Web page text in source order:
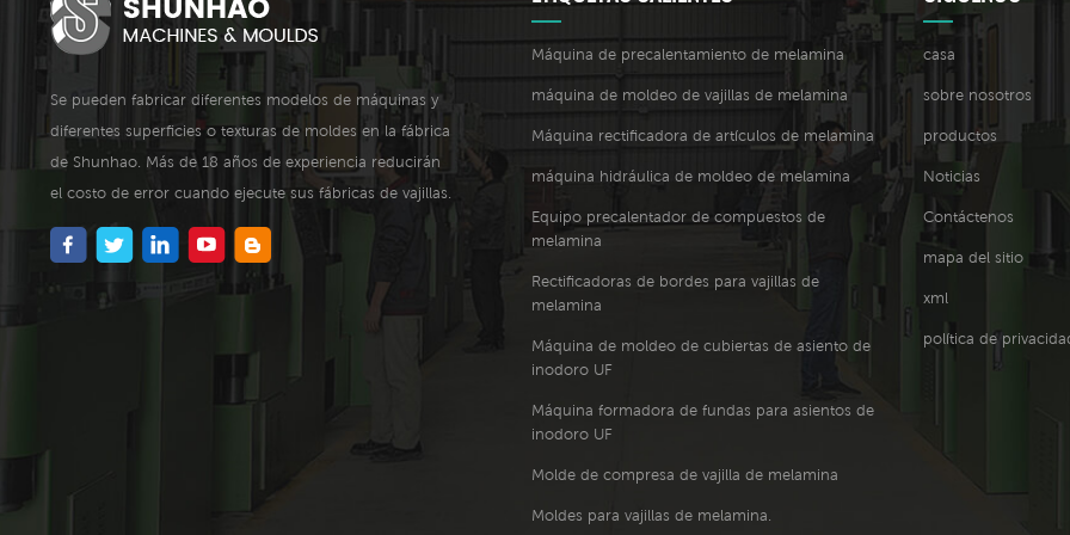
Se pueden fabricar diferentes modelos de máquinas y
diferentes superficies o texturas de moldes en la fábrica
de Shunhao. Más de 18 años de experiencia reducirán
el costo de error cuando ejecute sus fábricas de vajillas.
Máquina de precalentamiento de melamina
máquina de moldeo de vajillas de melamina
Máquina rectificadora de artículos de melamina
máquina hidráulica de moldeo de melamina
Equipo precalentador de compuestos de
melamina
Rectificadoras de bordes para vajillas de
melamina
Máquina de moldeo de cubiertas de asiento de
inodoro UF
Máquina formadora de fundas para asientos de
inodoro UF
Molde de compresa de vajilla de melamina
Moldes para vajillas de melamina.
casa
sobre nosotros
productos
Noticias
Contáctenos
mapa del sitio
xml
política de